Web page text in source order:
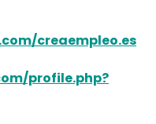
creaempleo.es
profile.php?